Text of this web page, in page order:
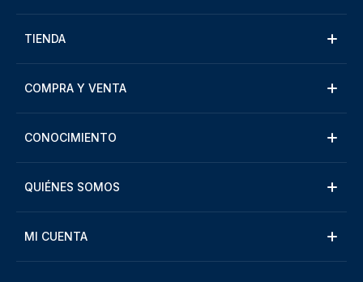
TIENDA
COMPRA Y VENTA
CONOCIMIENTO
QUIÉNES SOMOS
MI CUENTA